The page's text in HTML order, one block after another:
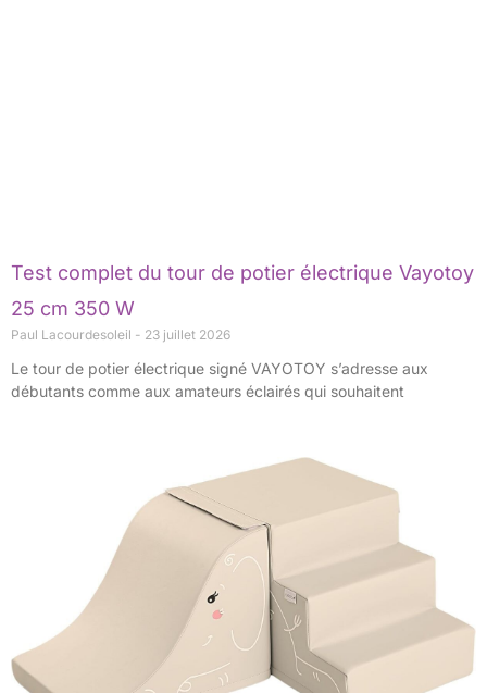
Test complet du tour de potier électrique Vayotoy
25 cm 350 W
Paul Lacourdesoleil 23 juillet 2026
Le tour de potier électrique signé VAYOTOY s’adresse aux
débutants comme aux amateurs éclairés qui souhaitent